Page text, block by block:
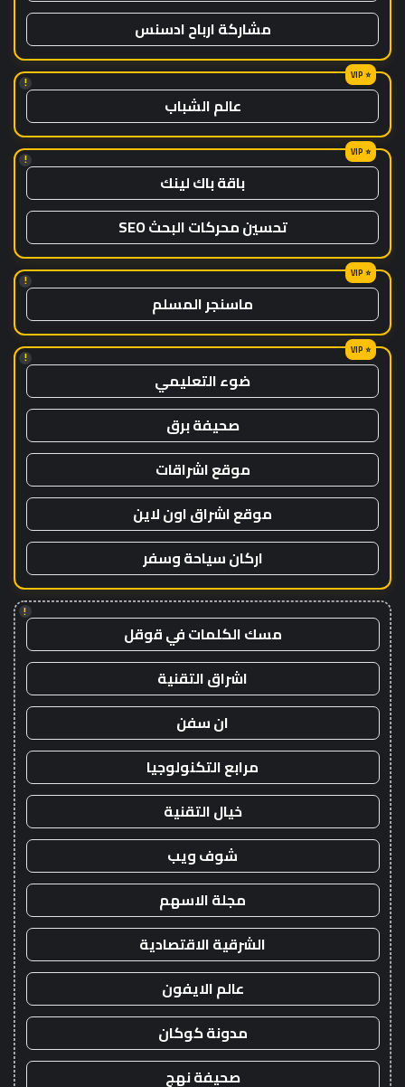
مشاركة ارباح ادسنس
!
عالم الشباب
!
باقة باك لينك
تحسين محركات البحث SEO
!
ماسنجر المسلم
!
ضوء التعليمي
صحيفة برق
موقع اشراقات
موقع اشراق اون لاين
اركان سياحة وسفر
!
مسك الكلمات في قوقل
اشراق التقنية
ان سفن
مرابع التكنولوجيا
خيال التقنية
شوف ويب
مجلة الاسهم
الشرقية الاقتصادية
عالم الايفون
مدونة كوكان
صحيفة نهج